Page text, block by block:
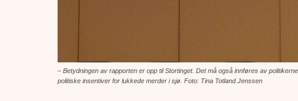
– Betydningen av rapporten er opp til Stortinget. Det må også innføres av
politiske insentiver for lukkede merder i sjø. Foto: Tina Totland Jenssen